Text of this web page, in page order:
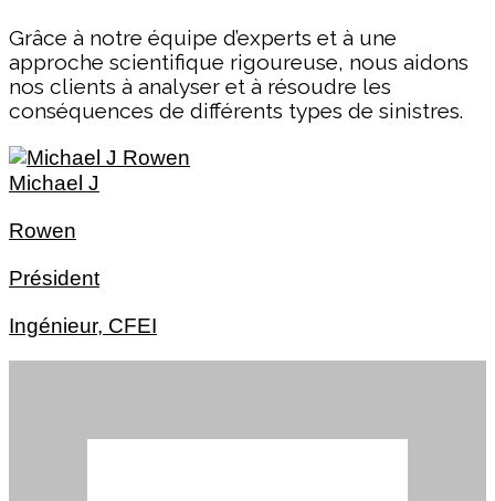
Grâce à notre équipe d’experts et à une
approche scientifique rigoureuse, nous aidons
nos clients à analyser et à résoudre les
conséquences de différents types de sinistres.
Michael J
Rowen
Président
Ingénieur, CFEI